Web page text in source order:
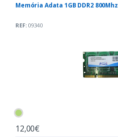
Memória Adata 1GB DDR2 800Mhz
REF:09340
12,00€